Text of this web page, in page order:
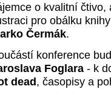
o kvalitní
pro obálku
Čermák.
konference
Foglara - k
dead, časopisy a